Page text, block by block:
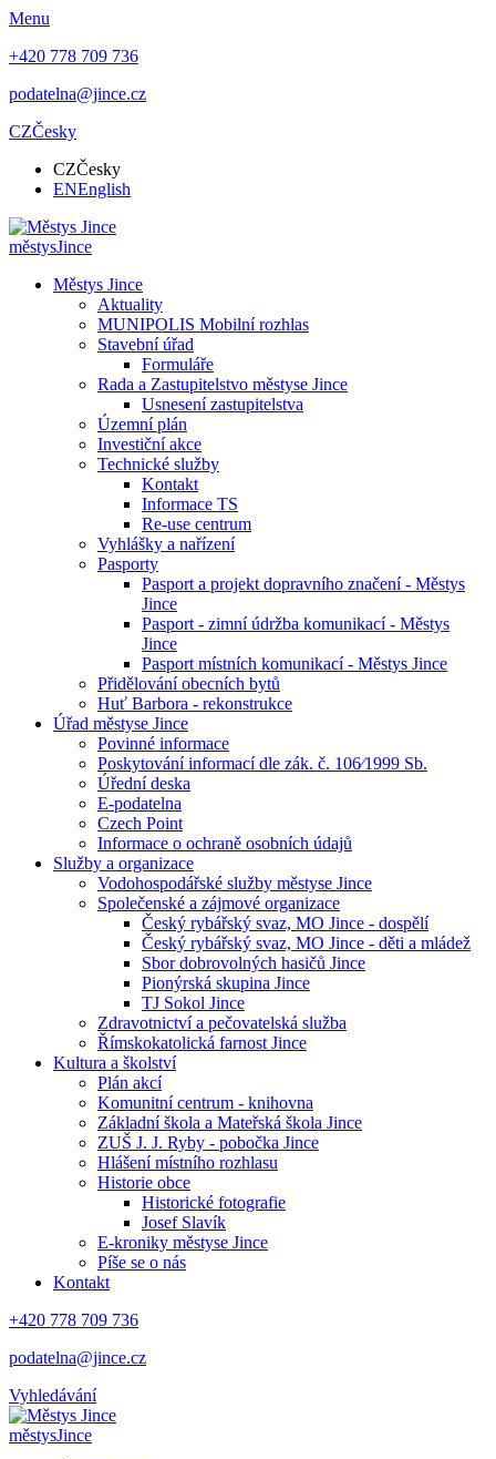
Menu
+420 778 709 736
podatelna@jince.cz
CZČesky
CZČesky
ENEnglish
městysJince
Městys Jince
Aktuality
MUNIPOLIS Mobilní rozhlas
Stavební úřad
Formuláře
Rada a Zastupitelstvo městyse Jince
Usnesení zastupitelstva
Územní plán
Investiční akce
Technické služby
Kontakt
Informace TS
Re-use centrum
Vyhlášky a nařízení
Pasporty
Pasport a projekt dopravního značení - Městys
Jince
Pasport - zimní údržba komunikací - Městys
Jince
Pasport místních komunikací - Městys Jince
Přidělování obecních bytů
Huť Barbora - rekonstrukce
Úřad městyse Jince
Povinné informace
Poskytování informací dle zák. č. 106⁄1999 Sb.
Úřední deska
E-podatelna
Czech Point
Informace o ochraně osobních údajů
Služby a organizace
Vodohospodářské služby městyse Jince
Společenské a zájmové organizace
Český rybářský svaz, MO Jince - dospělí
Český rybářský svaz, MO Jince - děti a mládež
Sbor dobrovolných hasičů Jince
Pionýrská skupina Jince
TJ Sokol Jince
Zdravotnictví a pečovatelská služba
Římskokatolická farnost Jince
Kultura a školství
Plán akcí
Komunitní centrum - knihovna
Základní škola a Mateřská škola Jince
ZUŠ J. J. Ryby - pobočka Jince
Hlášení místního rozhlasu
Historie obce
Historické fotografie
Josef Slavík
E-kroniky městyse Jince
Píše se o nás
Kontakt
+420 778 709 736
podatelna@jince.cz
Vyhledávání
městysJince